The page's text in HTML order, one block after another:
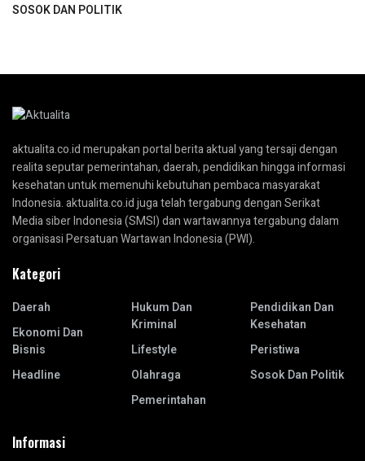
SOSOK DAN POLITIK
aktualita.co.id merupakan portal berita aktual yang tersaji dengan
realita seputar pemerintahan, daerah, pendidikan hingga informasi
kesehatan untuk memenuhi kebutuhan pembaca masyarakat
Indonesia. aktualita.co.id juga telah tergabung dengan Serikat
Media siber Indonesia (SMSI) dan wartawannya tergabung dalam
organisasi Persatuan Wartawan Indonesia (PWI).
Kategori
Daerah
Ekonomi Dan
Bisnis
Headline
Hukum Dan
Kriminal
Lifestyle
Olahraga
Pemerintahan
Pendidikan Dan
Kesehatan
Peristiwa
Sosok Dan Politik
Informasi